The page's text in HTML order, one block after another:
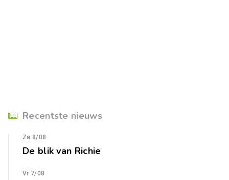
Recentste nieuws
Za 8/08
De blik van Richie
Vr 7/08